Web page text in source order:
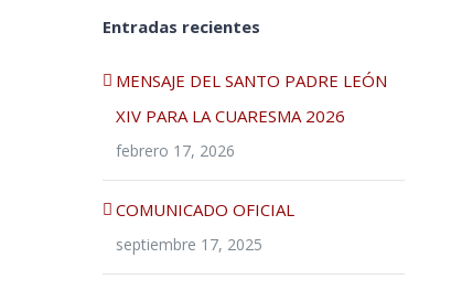
Entradas recientes
MENSAJE DEL SANTO PADRE LEÓN
XIV PARA LA CUARESMA 2026
febrero 17, 2026
COMUNICADO OFICIAL
septiembre 17, 2025